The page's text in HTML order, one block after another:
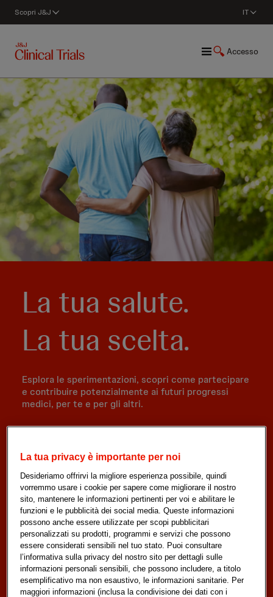
Scopri J&J IT
Accesso
La tua salute.
La tua scelta.
Esplora le sperimentazioni, scopri come partecipare
e contribuire potenzialmente ai futuri progressi
medici, per te e per gli altri.
Trova una sperimentazione.
Cerca ora Ricerca avanzata
La tua privacy è importante per noi
Desideriamo offrirvi la migliore esperienza possibile, quindi
vorremmo usare i cookie per sapere come migliorare il nostro
sito, mantenere le informazioni pertinenti per voi e abilitare le
funzioni e le pubblicità dei social media. Queste informazioni
possono anche essere utilizzate per scopi pubblicitari
personalizzati su prodotti, programmi e servizi che possono
essere considerati sensibili nel tuo stato. Puoi consultare
l’informativa sulla privacy del nostro sito per dettagli sulle
informazioni personali sensibili, che possono includere, a titolo
esemplificativo ma non esaustivo, le informazioni sanitarie. Per
maggiori informazioni (inclusa la condivisione dei dati con i